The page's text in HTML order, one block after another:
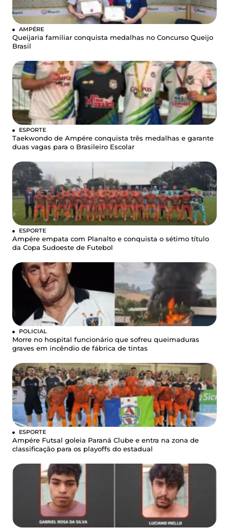
AMPÉRE
Queijaria familiar conquista medalhas no Concurso Queijo
Brasil
ESPORTE
Taekwondo de Ampére conquista três medalhas e garante
duas vagas para o Brasileiro Escolar
ESPORTE
Ampére empata com Planalto e conquista o sétimo título
da Copa Sudoeste de Futebol
POLICIAL
Morre no hospital funcionário que sofreu queimaduras
graves em incêndio de fábrica de tintas
ESPORTE
Ampére Futsal goleia Paraná Clube e entra na zona de
classificação para os playoffs do estadual